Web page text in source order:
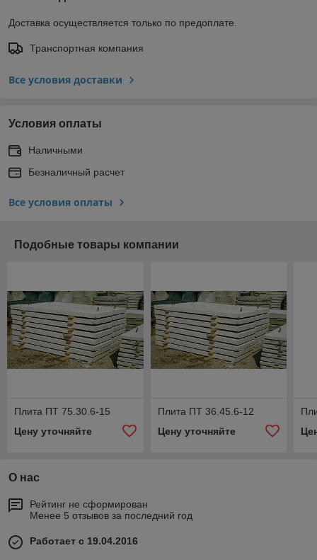
Доставка осуществляется только по предоплате.
Транспортная компания
Все условия доставки
Условия оплаты
Наличными
Безналичный расчет
Все условия оплаты
Подобные товары компании
Плита ПТ 75.30.6-15
Цену уточняйте
Плита ПТ 36.45.6-12
Цену уточняйте
О нас
Рейтинг не сформирован
Менее 5 отзывов за последний год
Работает с 19.04.2016